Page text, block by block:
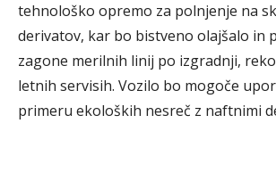
tehnološko opremo za polnjenje na
derivatov, kar bo bistveno olajšalo in
zagone merilnih linij po izgradnji,
letnih servisih. Vozilo bo mogoče
primeru ekoloških nesreč z naftnimi